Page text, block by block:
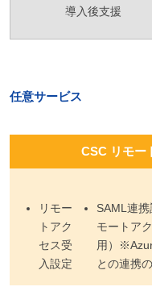
導入後支援
任意サービス
CSC リモー
リモー
トアク
セス受
入設定
SAML連携
モートア
用）
との連携